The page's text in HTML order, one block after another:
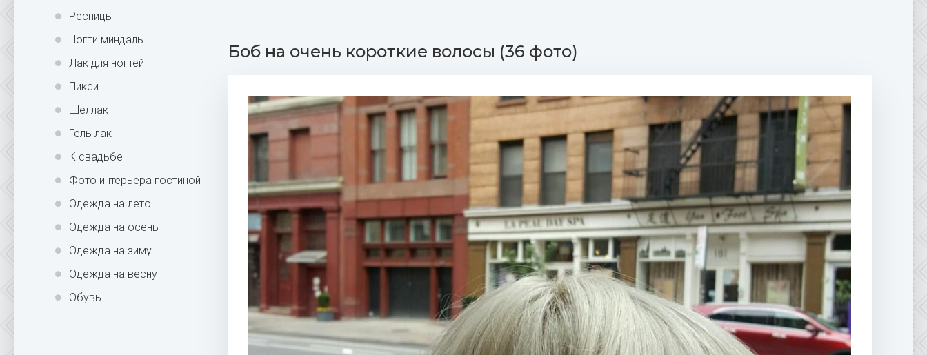
Ресницы
Ногти миндаль
Лак для ногтей
Пикси
Шеллак
Гель лак
К свадьбе
Фото интерьера гостиной
Одежда на лето
Одежда на осень
Одежда на зиму
Одежда на весну
Обувь
Боб на очень короткие волосы (36 фото)